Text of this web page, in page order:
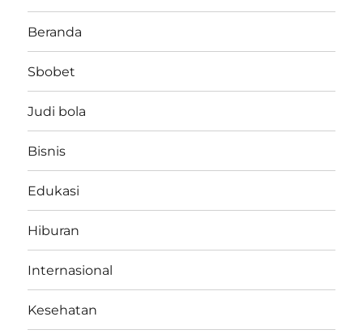
Beranda
Sbobet
Judi bola
Bisnis
Edukasi
Hiburan
Internasional
Kesehatan